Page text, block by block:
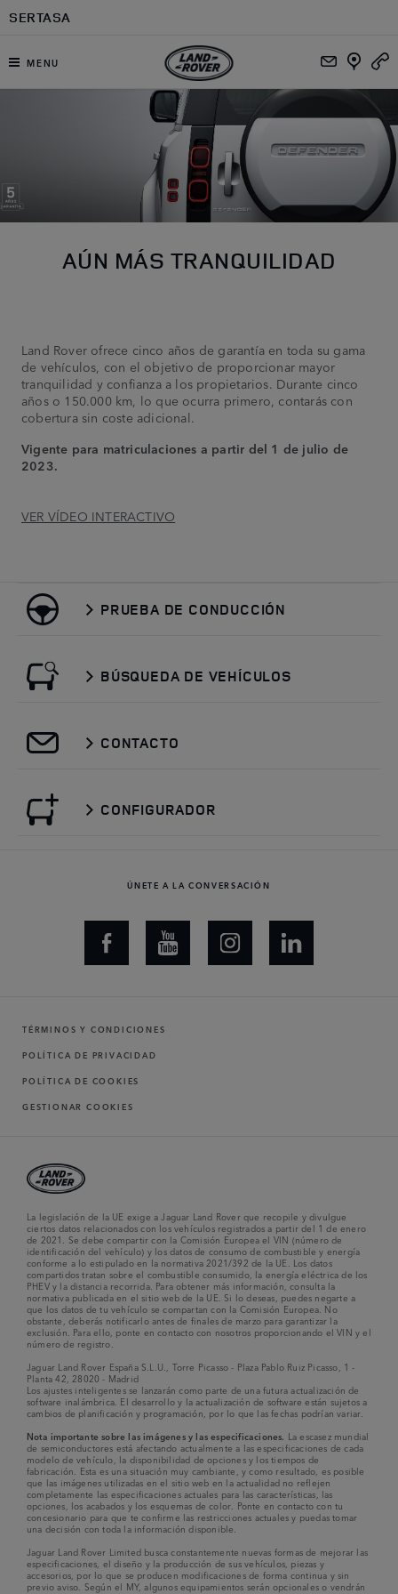
Ir al contenido principal
SERTASA
MENU
AÚN MÁS TRANQUILIDAD
Land Rover ofrece cinco años de garantía en toda su gama
de vehículos, con el objetivo de proporcionar mayor
tranquilidad y confianza a los propietarios. Durante cinco
años o 150.000 km, lo que ocurra primero, contarás con
cobertura sin coste adicional.
Vigente para matriculaciones a partir del 1 de julio de
2023.
VER VÍDEO INTERACTIVO
PRUEBA DE CONDUCCIÓN
BÚSQUEDA DE VEHÍCULOS
CONTACTO
CONFIGURADOR
ÚNETE A LA CONVERSACIÓN
TÉRMINOS Y CONDICIONES
POLÍTICA DE PRIVACIDAD
POLÍTICA DE COOKIES
GESTIONAR COOKIES
La legislación de la UE exige a Jaguar Land Rover que recopile y divulgue
ciertos datos relacionados con los vehículos registrados a partir del 1 de enero
de 2021. Se debe compartir con la Comisión Europea el VIN (número de
identificación del vehículo) y los datos de consumo de combustible y energía
conforme a lo estipulado en la normativa 2021/392 de la UE. Los datos
compartidos tratan sobre el combustible consumido, la energía eléctrica de los
PHEV y la distancia recorrida. Para obtener más información, consulta la
normativa publicada en el sitio web de la UE. Si lo deseas, puedes negarte a
que los datos de tu vehículo se compartan con la Comisión Europea. No
obstante, deberás notificarlo antes de finales de marzo para garantizar la
exclusión. Para ello, ponte en contacto con nosotros proporcionando el VIN y el
número de registro.
Jaguar Land Rover España S.L.U., Torre Picasso - Plaza Pablo Ruiz Picasso, 1 -
Planta 42, 28020 - Madrid
Los ajustes inteligentes se lanzarán como parte de una futura actualización de
software inalámbrica. El desarrollo y la actualización de software están sujetos a
cambios de planificación y programación, por lo que las fechas podrían variar.
Nota importante sobre las imágenes y las especificaciones. La escasez mundial
de semiconductores está afectando actualmente a las especificaciones de cada
modelo de vehículo, la disponibilidad de opciones y los tiempos de
fabricación. Esta es una situación muy cambiante, y como resultado, es posible
que las imágenes utilizadas en el sitio web en la actualidad no reflejen
completamente las especificaciones actuales para las características, las
opciones, los acabados y los esquemas de color. Ponte en contacto con tu
concesionario para que te confirme las restricciones actuales y puedas tomar
una decisión con toda la información disponible.
Jaguar Land Rover Limited busca constantemente nuevas formas de mejorar las
especificaciones, el diseño y la producción de sus vehículos, piezas y
accesorios, por lo que se producen modificaciones de forma continua y sin
previo aviso. Según el MY, algunos equipamientos serán opcionales o vendrán